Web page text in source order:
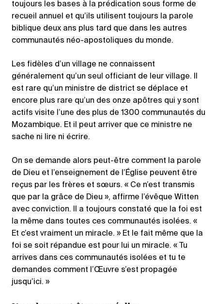
toujours les bases à la prédication sous forme de
recueil annuel et qu’ils utilisent toujours la parole
biblique deux ans plus tard que dans les autres
communautés néo-apostoliques du monde.
Les fidèles d’un village ne connaissent
généralement qu’un seul officiant de leur village. Il
est rare qu’un ministre de district se déplace et
encore plus rare qu’un des onze apôtres qui y sont
actifs visite l’une des plus de 1300 communautés du
Mozambique. Et il peut arriver que ce ministre ne
sache ni lire ni écrire.
On se demande alors peut-être comment la parole
de Dieu et l’enseignement de l’Église peuvent être
reçus par les frères et sœurs. « Ce n’est transmis
que par la grâce de Dieu », affirme l’évêque Witten
avec conviction. Il a toujours constaté que la foi est
la même dans toutes ces communautés isolées. «
Et c’est vraiment un miracle. » Et le fait même que la
foi se soit répandue est pour lui un miracle. « Tu
arrives dans ces communautés isolées et tu te
demandes comment l’Œuvre s’est propagée
jusqu’ici. »